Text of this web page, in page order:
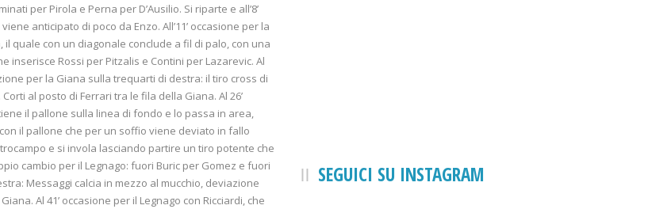
per Pirola e Perna per D’Ausilio. Si riparte e all’8’
anticipato di poco da Enzo. All’11’ occasione per la
quale con un diagonale conclude a fil di palo, con una
inserisce Rossi per Pitzalis e Contini per Lazarevic. Al
per la Giana sulla trequarti di destra: il tiro cross di
al posto di Ferrari tra le fila della Giana. Al 26’
il pallone sulla linea di fondo e lo passa in area,
il pallone che per un soffio viene deviato in fallo
e si invola lasciando partire un tiro potente che
cambio per il Legnago: fuori Buric per Gomez e fuori
Messaggi calcia in mezzo al mucchio, deviazione
Al 41’ occasione per il Legnago con Ricciardi, che
SEGUICI SU INSTAGRAM